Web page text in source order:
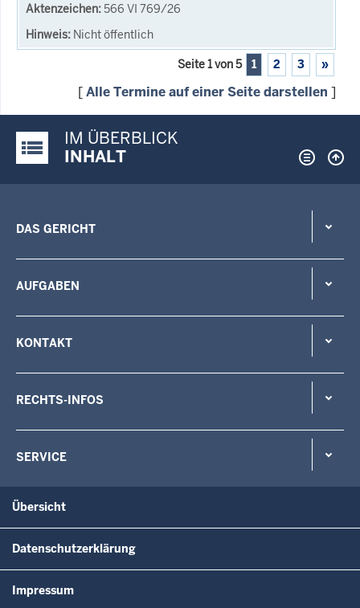
566 VI 769/26
Nicht öffentlich
Seite 1 von 5 1 2 3 »
[Alle Termine auf einer Seite darstellen ]
Justiz-Portal im Überblick:
IM ÜBERBLICK
INHALT
DAS GERICHT
AUFGABEN
KONTAKT
RECHTS-INFOS
SERVICE
Übersicht
Datenschutzerklärung
Impressum